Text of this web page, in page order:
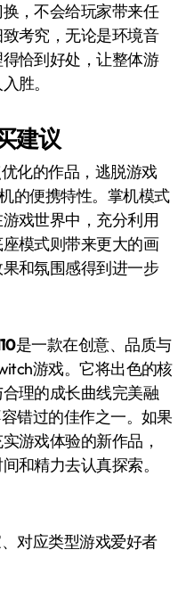
，不会给玩家带来任
考究，无论是环境音
恰到好处，让整体游
胜。
建议
化的作品，逃脱游戏
的便携特性。掌机模式
戏世界中，充分利用
模式则带来更大的画
和氛围感得到进一步
是一款在创意、品质与
游戏。它将出色的核
理的成长曲线完美融
错过的佳作之一。如果
游戏体验的新作品，
和精力去认真探索。
对应类型游戏爱好者